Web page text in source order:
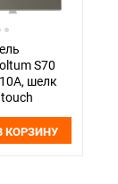
S70
шелк
КОРЗИНУ